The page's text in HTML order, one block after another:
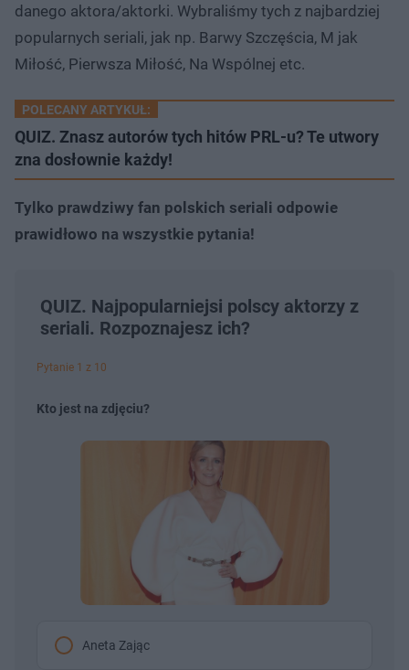
danego aktora/aktorki. Wybraliśmy tych z najbardziej
popularnych seriali, jak np. Barwy Szczęścia, M jak
Miłość, Pierwsza Miłość, Na Wspólnej etc.
POLECANY ARTYKUŁ:
QUIZ. Znasz autorów tych hitów PRL-u? Te utwory
zna dosłownie każdy!
Tylko prawdziwy fan polskich seriali odpowie
prawidłowo na wszystkie pytania!
QUIZ. Najpopularniejsi polscy aktorzy z
seriali. Rozpoznajesz ich?
Pytanie 1 z 10
Kto jest na zdjęciu?
Aneta Zając